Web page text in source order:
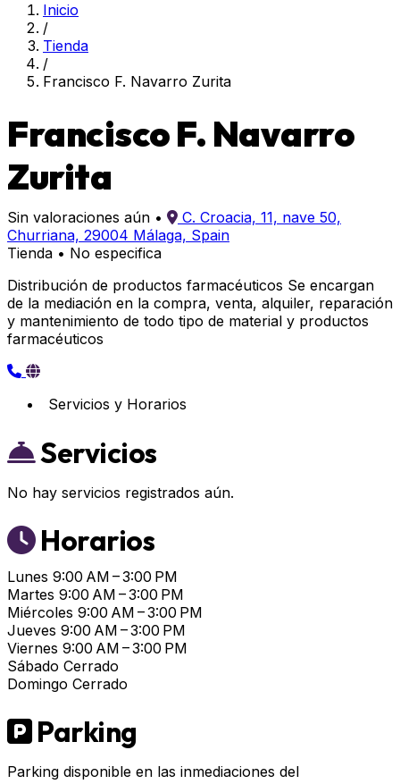
Inicio
/
Tienda
/
Francisco F. Navarro Zurita
Francisco F. Navarro
Zurita
Sin valoraciones aún •
C. Croacia, 11, nave 50,
Churriana, 29004 Málaga, Spain
Tienda • No especifica
Distribución de productos farmacéuticos Se encargan
de la mediación en la compra, venta, alquiler, reparación
y mantenimiento de todo tipo de material y productos
farmacéuticos
Servicios y Horarios
Servicios
No hay servicios registrados aún.
Horarios
Lunes 9:00 AM – 3:00 PM
Martes 9:00 AM – 3:00 PM
Miércoles 9:00 AM – 3:00 PM
Jueves 9:00 AM – 3:00 PM
Viernes 9:00 AM – 3:00 PM
Sábado Cerrado
Domingo Cerrado
Parking
Parking disponible en las inmediaciones del